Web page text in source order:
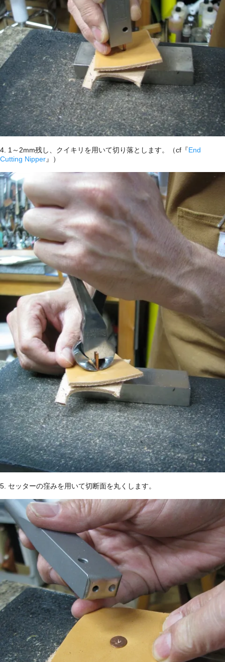
4. 1～2mm残し、クイキリを用いて切り落とします。（cf『End
Cutting Nipper』）
5. セッターの窪みを用いて切断面を丸くします。